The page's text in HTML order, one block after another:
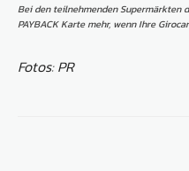
Bei den teilnehmenden Supermärkten
PAYBACK Karte mehr, wenn Ihre
Fotos: PR